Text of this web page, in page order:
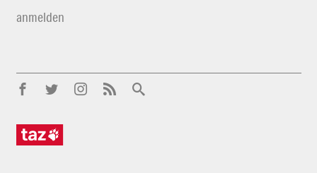
anmelden